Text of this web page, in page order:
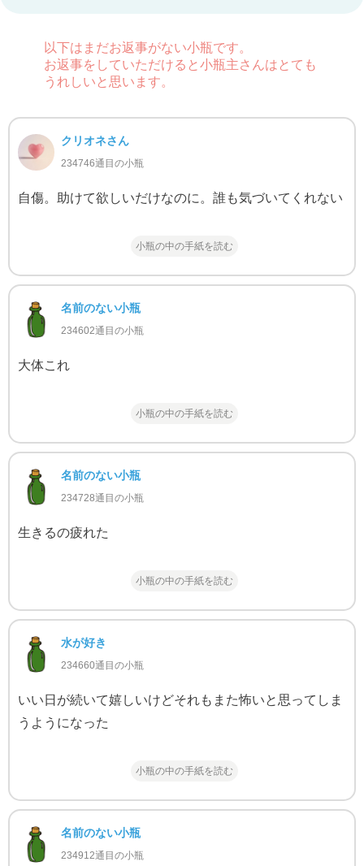
以下はまだお返事がない小瓶です。
お返事をしていただけると小瓶主さんはとても
うれしいと思います。
クリオネさん
234746通目の小瓶
自傷。助けて欲しいだけなのに。誰も気づいてくれない
小瓶の中の手紙を読む
名前のない小瓶
234602通目の小瓶
大体これ
小瓶の中の手紙を読む
名前のない小瓶
234728通目の小瓶
生きるの疲れた
小瓶の中の手紙を読む
水が好き
234660通目の小瓶
いい日が続いて嬉しいけどそれもまた怖いと思ってしま
うようになった
小瓶の中の手紙を読む
名前のない小瓶
234912通目の小瓶